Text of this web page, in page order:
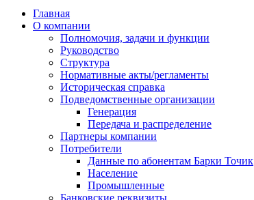
Главная
О компании
Полномочия, задачи и функции
Руководство
Структура
Нормативные акты/регламенты
Историческая справка
Подведомственные организации
Генерация
Передача и распределение
Партнеры компании
Потребители
Данные по абонентам Барки Точик
Население
Промышленные